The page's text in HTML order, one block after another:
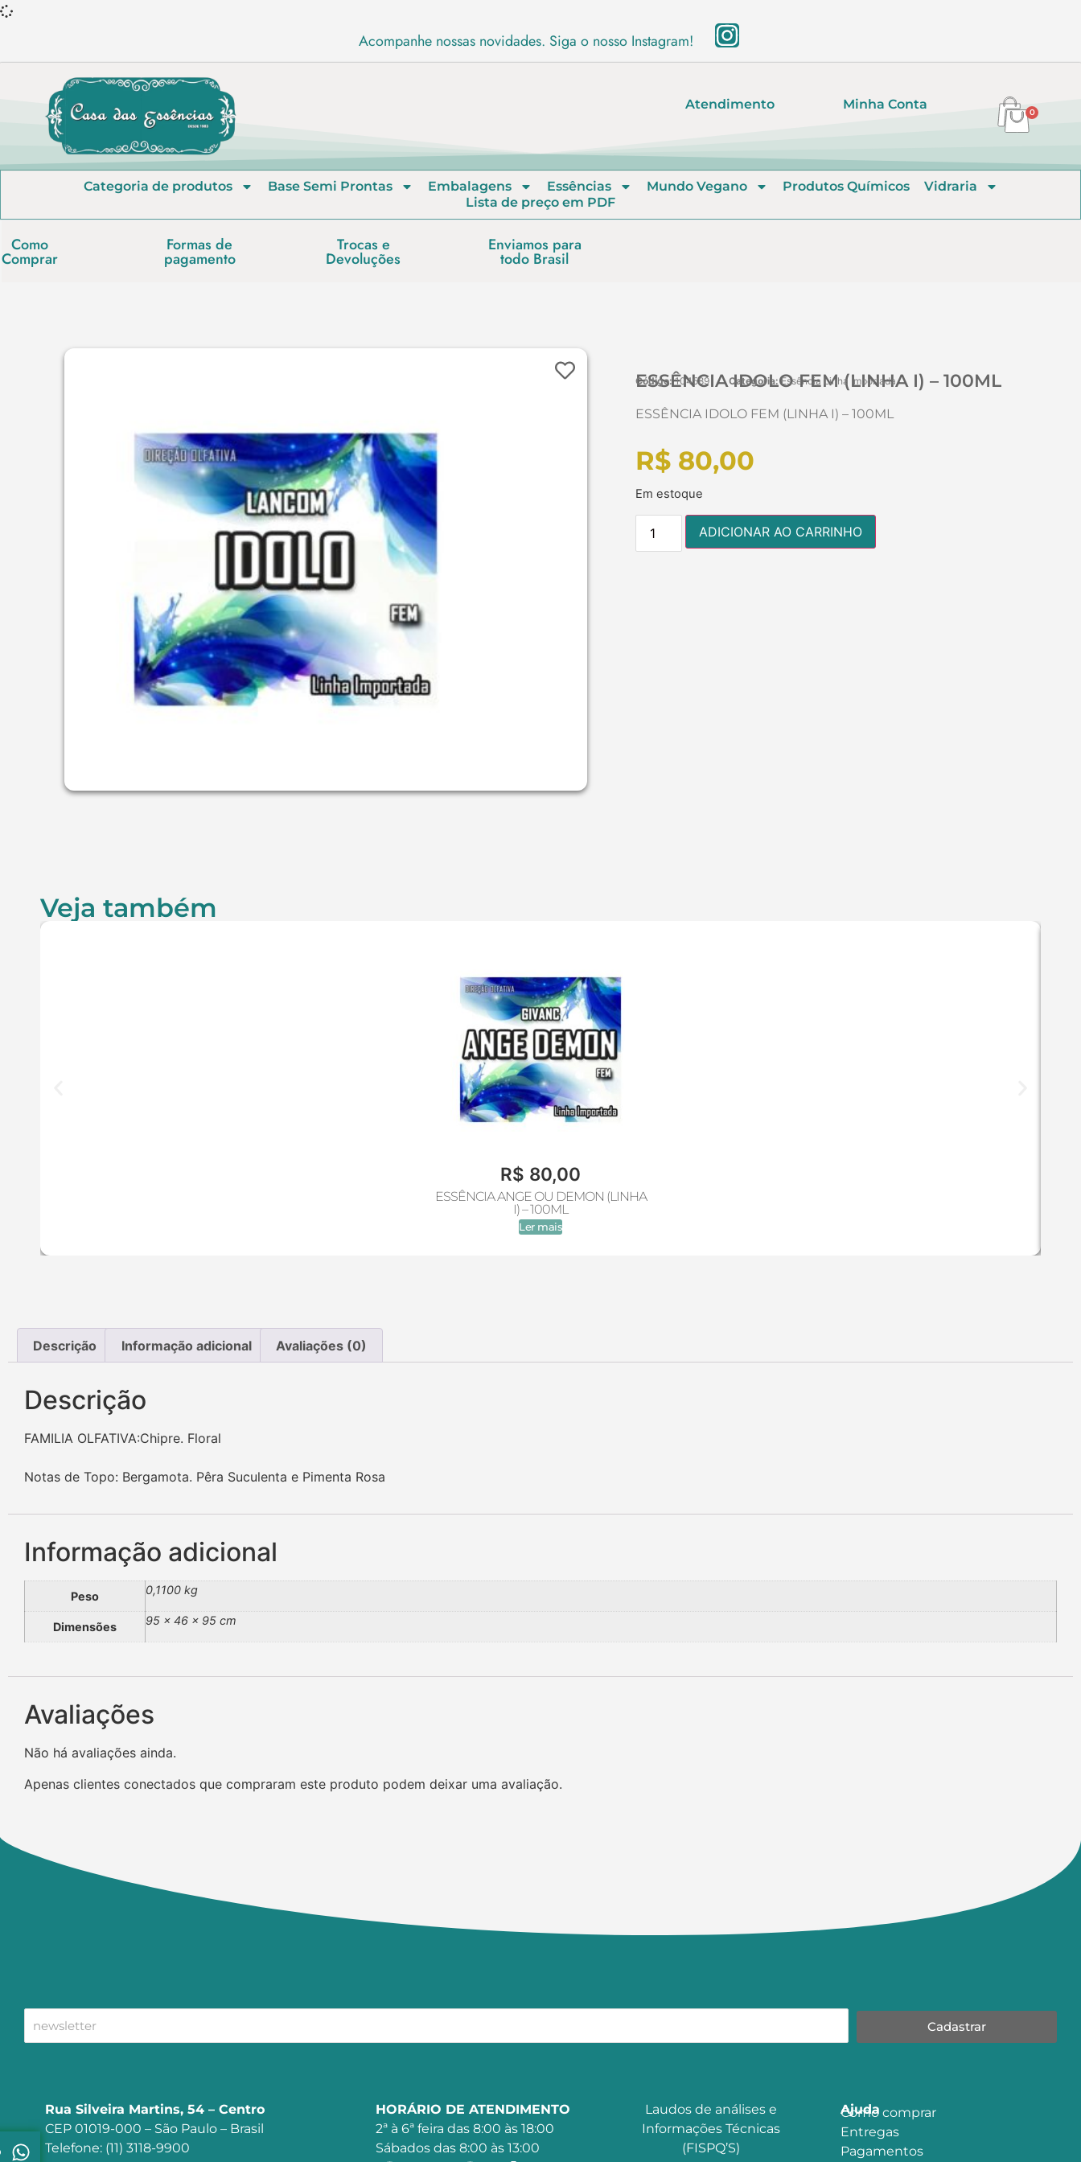
Acompanhe nossas novidades. Siga o nosso Instagram!
Atendimento Minha Conta
0
Categoria de produtos Base Semi Prontas Embalagens Essências Mundo Vegano Produtos Químicos
Vidraria
Lista de preço em PDF
Como
Comprar
Formas de
pagamento
Trocas e
Devoluções
Enviamos para
todo Brasil
ESSÊNCIA IDOLO FEM (LINHA I) – 100ML
Código:104589 Categoria: Essência Linha Importada
ESSÊNCIA IDOLO FEM (LINHA I) – 100ML
R$ 80,00
Em estoque
ADICIONAR AO CARRINHO
Veja também
R$ 80,00
ESSÊNCIA ANGE OU DEMON (LINHA
I) – 100ML
Ler mais
Descrição Informação adicional Avaliações (0)
Descrição
FAMILIA OLFATIVA:Chipre. Floral
Notas de Topo: Bergamota. Pêra Suculenta e Pimenta Rosa
Informação adicional
Peso 0,1100 kg
Dimensões 95 × 46 × 95 cm
Avaliações
Não há avaliações ainda.
Apenas clientes conectados que compraram este produto podem deixar uma avaliação.
Cadastrar
Rua Silveira Martins, 54 – Centro
CEP 01019-000 – São Paulo – Brasil
Telefone: (11) 3118-9900
HORÁRIO DE ATENDIMENTO
2ª à 6ª feira das 8:00 às 18:00
Sábados das 8:00 às 13:00
Laudos de análises e
Informações Técnicas
(FISPQ’S)
Ajuda
Como comprar
Entregas
Pagamentos